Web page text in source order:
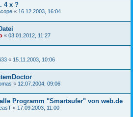
4 x ?
« 16.12.2003, 16:04
« 03.01.2012, 11:27
« 15.11.2003, 10:06
« 12.07.2004, 09:06
Programm "Smartsufer" von web.de
« 17.09.2003, 11:00